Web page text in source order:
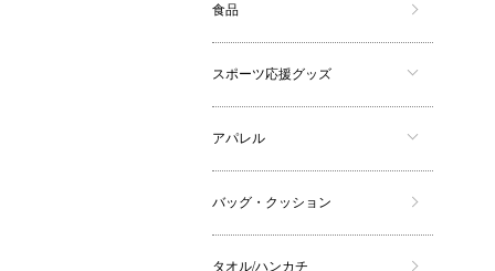
食品
スポーツ応援グッズ
アパレル
バッグ・クッション
タオル/ハンカチ